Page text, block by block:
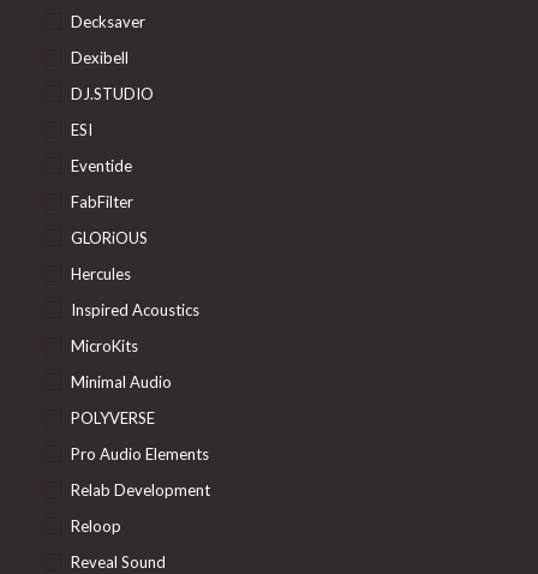
Decksaver
Dexibell
DJ.STUDIO
ESI
Eventide
FabFilter
GLORiOUS
Hercules
Inspired Acoustics
MicroKits
Minimal Audio
POLYVERSE
Pro Audio Elements
Relab Development
Reloop
Reveal Sound